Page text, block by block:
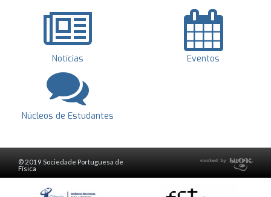
Notícias Eventos
Núcleos de Estudantes
© 2019 Sociedade Portuguesa de
Física